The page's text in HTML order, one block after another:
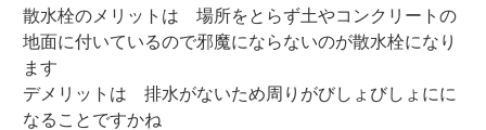
散水栓のメリットは 場所をとらず土やコンクリートの
地面に付いているので邪魔にならないのが散水栓になり
ます
デメリットは 排水がないため周りがびしょびしょにに
なることですかね